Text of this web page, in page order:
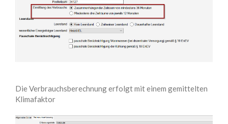
Die Verbrauchsberechnung erfolgt mit einem gemittelten
Klimafaktor